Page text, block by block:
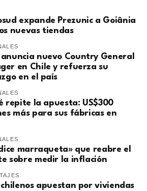
expande Prezunic a Goiânia
nuevas tiendas
anuncia nuevo Country General
en Chile y refuerza su
en el país
repite la apuesta: US$300
más para sus fábricas en
marraqueta» que reabre el
sobre medir la inflación
chilenos apuestan por viviendas